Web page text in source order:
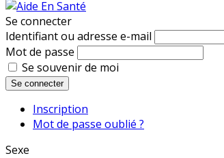
Se connecter
Identifiant ou adresse e-mail
Mot de passe
Se souvenir de moi
Se connecter
Inscription
Mot de passe oublié ?
Sexe